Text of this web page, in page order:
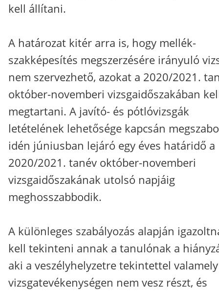
kell állítani.
A határozat kitér arra is, hogy mellék-
szakképesítés megszerzésére irányuló
nem szervezhető, azokat a 2020/2021.
október-novemberi vizsgaidőszakában
megtartani. A javító- és pótlóvizsgák
letételének lehetősége kapcsán
idén júniusban lejáró egy éves határidő a
2020/2021. tanév október-novemberi
vizsgaidőszakának utolsó napjáig
meghosszabbodik.
A különleges szabályozás alapján
kell tekinteni annak a tanulónak a
aki a veszélyhelyzetre tekintettel valamely
vizsgatevékenységen nem vesz részt, és